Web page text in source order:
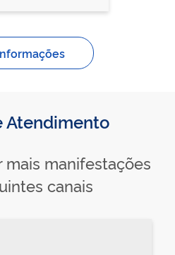
Atendimento
manifestações
canais